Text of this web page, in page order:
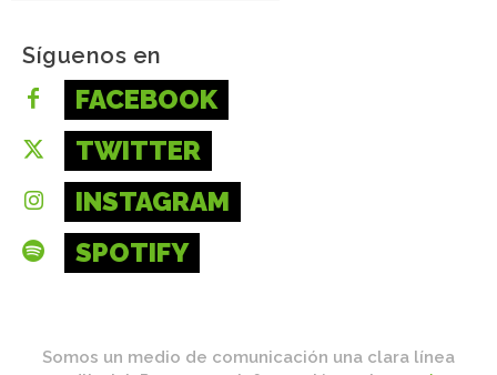
Síguenos en
FACEBOOK
TWITTER
INSTAGRAM
SPOTIFY
Somos un medio de comunicación una clara línea